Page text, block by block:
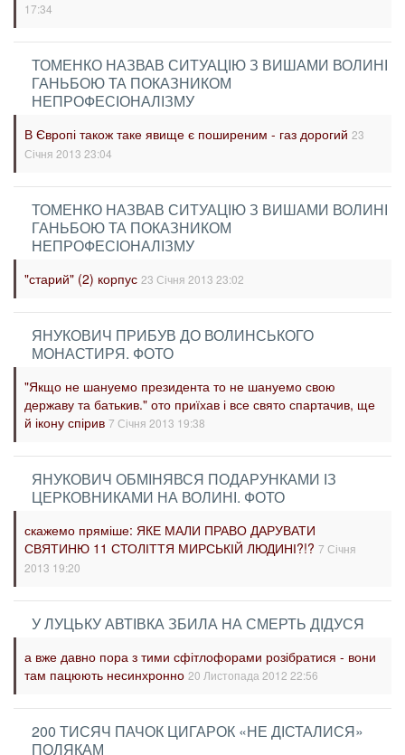
17:34
ТОМЕНКО НАЗВАВ СИТУАЦІЮ З ВИШАМИ ВОЛИНІ
ГАНЬБОЮ ТА ПОКАЗНИКОМ
НЕПРОФЕСІОНАЛІЗМУ
В Європі також таке явище є поширеним - газ дорогий 23
Січня 2013 23:04
ТОМЕНКО НАЗВАВ СИТУАЦІЮ З ВИШАМИ ВОЛИНІ
ГАНЬБОЮ ТА ПОКАЗНИКОМ
НЕПРОФЕСІОНАЛІЗМУ
"старий" (2) корпус 23 Січня 2013 23:02
ЯНУКОВИЧ ПРИБУВ ДО ВОЛИНСЬКОГО
МОНАСТИРЯ. ФОТО
"Якщо не шануемо президента то не шануемо свою
державу та батькив." ото приїхав і все свято спартачив, ще
й ікону спірив 7 Січня 2013 19:38
ЯНУКОВИЧ ОБМІНЯВСЯ ПОДАРУНКАМИ ІЗ
ЦЕРКОВНИКАМИ НА ВОЛИНІ. ФОТО
скажемо пряміше: ЯКЕ МАЛИ ПРАВО ДАРУВАТИ
СВЯТИНЮ 11 СТОЛІТТЯ МИРСЬКІЙ ЛЮДИНІ?!? 7 Січня
2013 19:20
У ЛУЦЬКУ АВТІВКА ЗБИЛА НА СМЕРТЬ ДІДУСЯ
а вже давно пора з тими сфітлофорами розібратися - вони
там пацюють несинхронно 20 Листопада 2012 22:56
200 ТИСЯЧ ПАЧОК ЦИГАРОК «НЕ ДІСТАЛИСЯ»
ПОЛЯКАМ